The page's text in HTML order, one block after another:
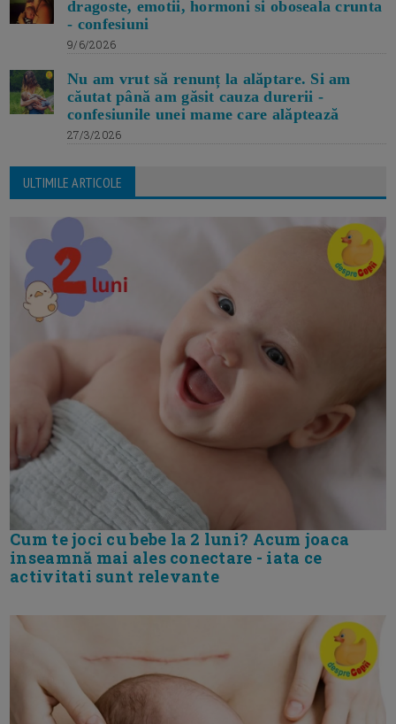
dragoste, emotii, hormoni si oboseala crunta
- confesiuni
9/6/2026
Nu am vrut să renunț la alăptare. Si am
căutat până am găsit cauza durerii -
confesiunile unei mame care alăptează
27/3/2026
ULTIMILE ARTICOLE
Cum te joci cu bebe la 2 luni? Acum joaca
inseamnă mai ales conectare - iata ce
activitati sunt relevante